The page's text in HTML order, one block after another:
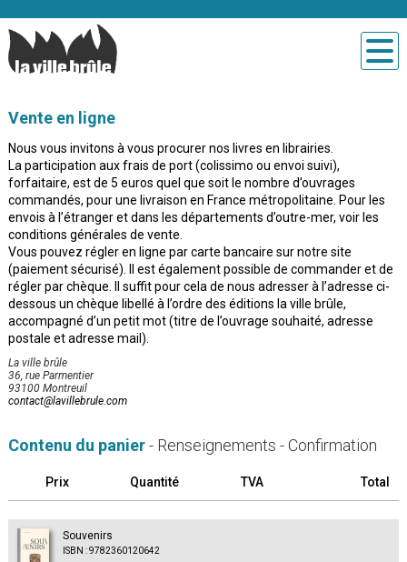
Vente en ligne
Nous vous invitons à vous procurer nos livres en librairies.
La participation aux frais de port (colissimo ou envoi suivi),
forfaitaire, est de 5 euros quel que soit le nombre d’ouvrages
commandés, pour une livraison en France métropolitaine. Pour les
envois à l’étranger et dans les départements d’outre-mer, voir les
conditions générales de vente
Vous pouvez régler en ligne par carte bancaire sur notre site
(paiement sécurisé). Il est également possible de commander et de
régler par chèque. Il suffit pour cela de nous adresser à l’adresse ci-
dessous un chèque libellé à l’ordre des éditions la ville brûle,
accompagné d’un petit mot (titre de l’ouvrage souhaité, adresse
postale et adresse mail).
La ville brûle
36, rue Parmentier
93100 Montreuil
contact@lavillebrule.com
Contenu du panier- Renseignements - Confirmation
Prix Quantité TVA Total
Souvenirs
ISBN : 9782360120642